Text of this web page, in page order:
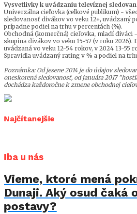
Vysvetlivky k uvádzaniu televíznej
Univerzálna cieľovka (celkové publikum) -
sledovanosť divákov vo veku 12+, uvádzaný
prípadne podiel na trhu v percentách (%).
Obchodná (komerčná) cieľovka, mladí diváci
skupina divákov vo veku 15-57 (v roku 2026).
uvádzaná vo veku 12-54 rokov, v 2024 13-55
Spravidla uvádzaný rating v % a podiel na
Poznámka: Od jesene 2014 je do údajov
oneskorená sledovanosť, od januára 2017
dochádza každoročne k zmene obchodnej
Najčítanejšie
Iba u nás
Vieme, ktoré mená
Dunaji. Aký osud čaká
postavy?